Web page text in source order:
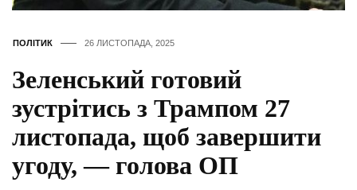
ПОЛІТИК 26 ЛИСТОПАДА, 2025
Зеленський готовий
зустрітись з Трампом 27
листопада, щоб завершити
угоду, — голова ОП